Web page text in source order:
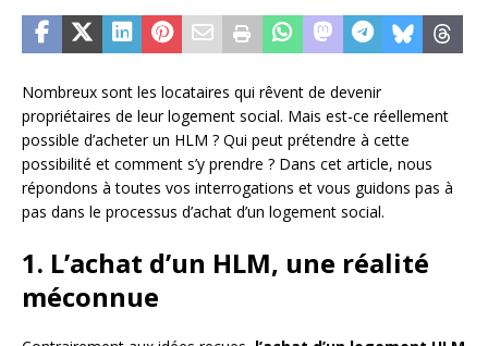
Nombreux sont les locataires qui rêvent de devenir
propriétaires de leur logement social. Mais est-ce réellement
possible d’acheter un HLM ? Qui peut prétendre à cette
possibilité et comment s’y prendre ? Dans cet article, nous
répondons à toutes vos interrogations et vous guidons pas à
pas dans le processus d’achat d’un logement social.
1. L’achat d’un HLM, une réalité
méconnue